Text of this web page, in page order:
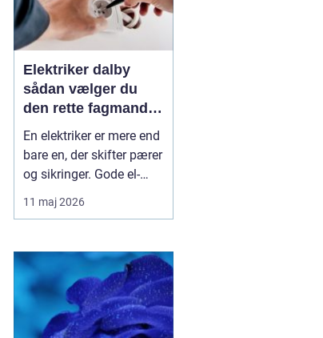
Elektriker dalby
sådan vælger du
den rette fagmand
til el-opgaverne
En elektriker er mere end
bare en, der skifter pærer
og sikringer. Gode el-
installationer handler om
sikkerhed, energiforbrug
Når du søger efter en
Elektriker dalby , handler
det derfor om ...
11 maj 2026